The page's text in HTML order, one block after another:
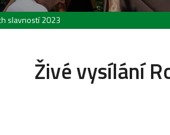
slavností 2023
Živé vysílání